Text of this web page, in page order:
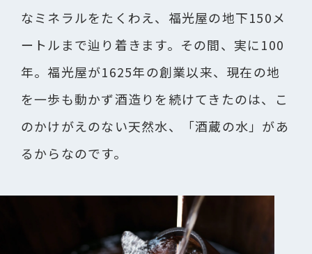
なミネラルをたくわえ、福光屋の地下150メ
ートルまで辿り着きます。その間、実に100
年。福光屋が1625年の創業以来、現在の地
を一歩も動かず酒造りを続けてきたのは、こ
のかけがえのない天然水、「酒蔵の水」があ
るからなのです。